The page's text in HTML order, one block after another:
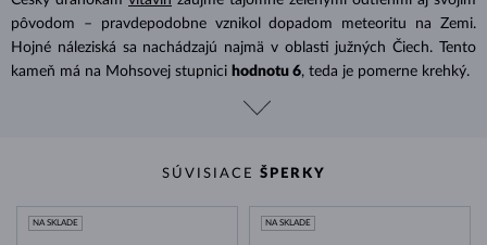
pôvodom – pravdepodobne vznikol dopadom meteoritu na Zemi.
Hojné náleziská sa nachádzajú najmä v oblasti južných Čiech. Tento
kameň má na Mohsovej stupnici hodnotu 6, teda je pomerne krehký.
SÚVISIACE ŠPERKY
NA SKLADE NA SKLADE